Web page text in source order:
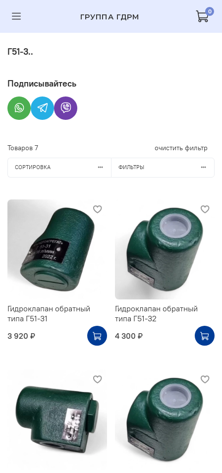
ГРУППА ГДРМ
0
Г51-3..
Товаров 7 очистить фильтр
СОРТИРОВКА ФИЛЬТРЫ
Гидроклапан обратный
типа Г51-31
3 920 ₽
Гидроклапан обратный
типа Г51-32
4 300 ₽
Подписывайтесь